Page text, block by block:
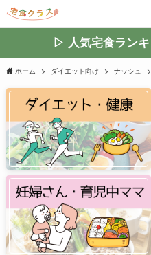
▷ 人気宅食ラン
ホーム ダイエット向け ナッシュ